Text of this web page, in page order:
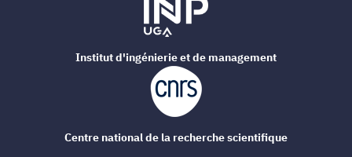
Institut d'ingénierie et de management
Centre national de la recherche scientifique